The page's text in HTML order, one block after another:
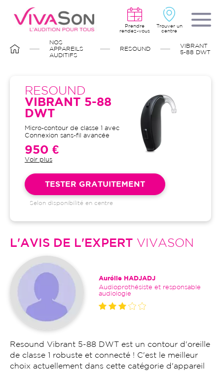
contenu
principal
Prendre
rendez-vous
Trouver un
centre
D'ARIANE
NOS
APPAREILS
AUDITIFS
RESOUND
VIBRANT
5-88 DWT
RESOUND
VIBRANT 5-88
DWT
Micro-contour de classe 1 avec
Connexion sans-fil avancée
950 €
Voir plus
inclus : bilans auditifs, adaptation
initiale, visites de contrôle, visites
de réglages, dépannages
TESTER GRATUITEMENT
Selon disponibilité en centre
L'AVIS DE L'EXPERT VIVASON
Aurélie HADJADJ
Audioprothésiste et responsable
audiologie
Resound Vibrant 5-88 DWT est un contour d'oreille
de classe 1 robuste et connecté ! C'est le meilleur
choix actuellement dans cette catégorie d'appareil